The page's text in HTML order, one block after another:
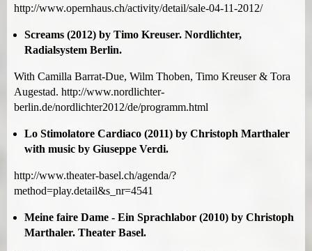
http://www.opernhaus.ch/activity/detail/sale-04-11-2012/
Screams (2012) by Timo Kreuser. Nordlichter,
Radialsystem Berlin.
With Camilla Barrat-Due, Wilm Thoben, Timo Kreuser & Tora
Augestad. http://www.nordlichter-
berlin.de/nordlichter2012/de/programm.html
Lo Stimolatore Cardiaco (2011) by Christoph Marthaler
with music by Giuseppe Verdi.
http://www.theater-basel.ch/agenda/?
method=play.detail&s_nr=4541
Meine faire Dame - Ein Sprachlabor (2010) by Christoph
Marthaler. Theater Basel.